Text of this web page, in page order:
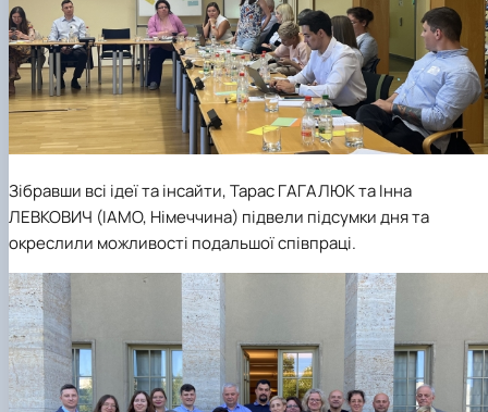
Зібравши всі ідеї та інсайти, Тарас ГАГАЛЮК та Інна
ЛЕВКОВИЧ (ІАМО, Німеччина) підвели підсумки дня та
окреслили можливості подальшої співпраці.